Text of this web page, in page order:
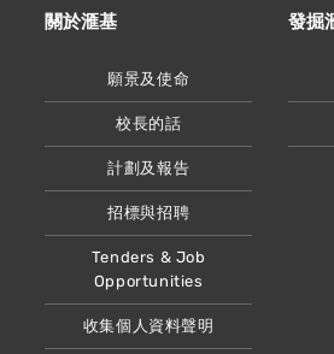
關於滙基
願景及使命
校長的話
計劃及報告
招標與招聘
Tenders & Job
Opportunities
收集個人資料聲明
發掘